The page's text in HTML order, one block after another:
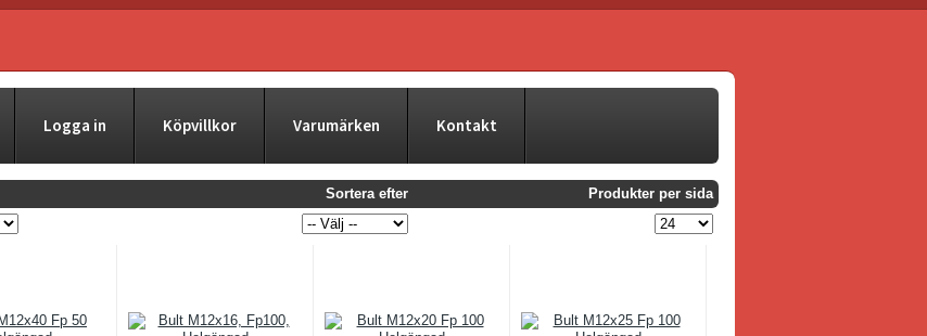
Logga in Köpvillkor Varumärken Kontakt
Sortera efter Produkter per sida